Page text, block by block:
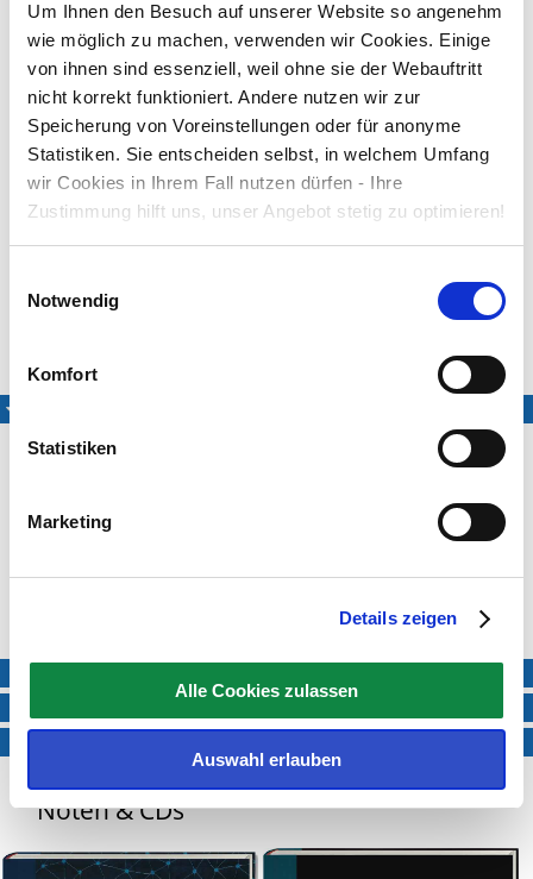
Um Ihnen den Besuch auf unserer Website so angenehm
wie möglich zu machen, verwenden wir Cookies. Einige
von ihnen sind essenziell, weil ohne sie der Webauftritt
nicht korrekt funktioniert. Andere nutzen wir zur
Speicherung von Voreinstellungen oder für anonyme
Statistiken. Sie entscheiden selbst, in welchem Umfang
wir Cookies in Ihrem Fall nutzen dürfen - Ihre
Zustimmung hilft uns, unser Angebot stetig zu optimieren!
Notwendig
Komfort
Statistiken
Marketing
Details zeigen
Alle Cookies zulassen
Auswahl erlauben
und beten, dass Gott uns behüt.
2. Es weinen viel Augen wohl jegliche Nacht,
bis morgens die Sonne erwacht.
3. Es wandern viel Sternlein am Himmelsrund,
wer sagt ihnen Fahrweg und Stund?
4. Dass Gott uns behüt, bis die Nacht vergeht:
Melodie: Volksweise aus dem Odenwald
1900 (Strophe 3, 4)
Medien
Noten & CDs